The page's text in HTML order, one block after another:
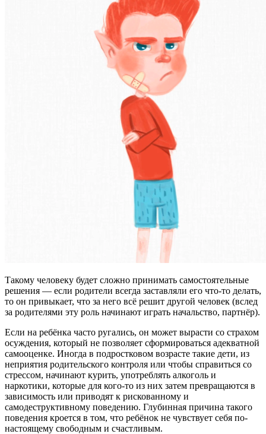
Такому человеку будет сложно принимать самостоятельные
решения — если родители всегда заставляли его что-то делать,
то он привыкает, что за него всё решит другой человек (вслед
за родителями эту роль начинают играть начальство, партнёр).
Если на ребёнка часто ругались, он может вырасти со страхом
осуждения, который не позволяет сформироваться адекватной
самооценке. Иногда в подростковом возрасте такие дети, из
неприятия родительского контроля или чтобы справиться со
стрессом, начинают курить, употреблять алкоголь и
наркотики, которые для кого-то из них затем превращаются в
зависимость или приводят к рискованному и
самодеструктивному поведению. Глубинная причина такого
поведения кроется в том, что ребёнок не чувствует себя по-
настоящему свободным и счастливым.